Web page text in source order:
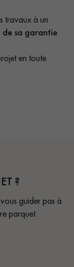
travaux à un
sa garantie
en toute
?
guider pas à
parquet.